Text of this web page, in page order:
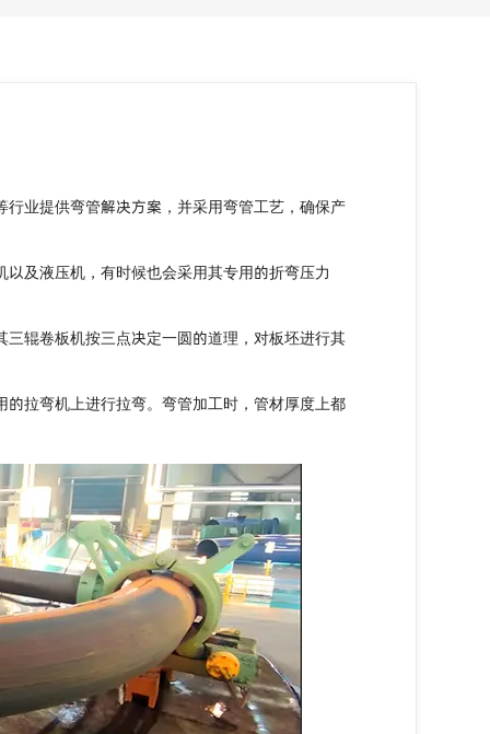
业提供弯管解决方案，并采用弯管工艺，确保产
及液压机，有时候也会采用其专用的折弯压力
辊卷板机按三点决定一圆的道理，对板坯进行其
拉弯机上进行拉弯。弯管加工时，管材厚度上都